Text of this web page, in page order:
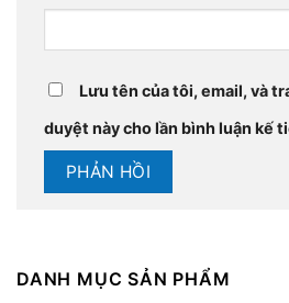
Lưu tên của tôi, email, và
duyệt này cho lần bình luận kế
DANH MỤC SẢN PHẨM